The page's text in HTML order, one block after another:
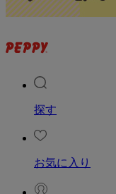
探す
お気に入り